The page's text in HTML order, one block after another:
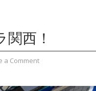
関西！
a Comment